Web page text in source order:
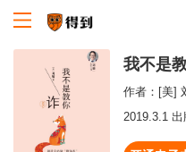
我不是
作者： [美]
2019.3.1 出